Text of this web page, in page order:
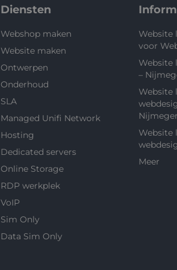
Diensten
Webshop maken
Website maken
Ontwerpen
Onderhoud
SLA
Managed Unifi Network
Hosting
Dedicated servers
Online Storage
RDP werkplek
VoIP
Sim Only
Data Sim Only
Website
voor
Website
–
Website
Website
Meer